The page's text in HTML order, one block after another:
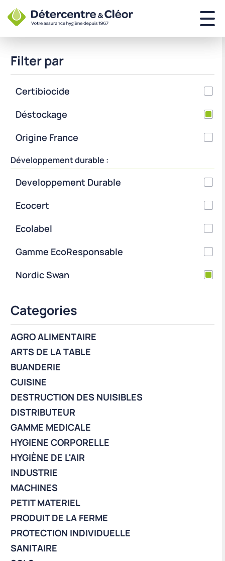
Filter par
Certibiocide
Déstockage
Origine France
Développement durable :
Developpement Durable
Ecocert
Ecolabel
Gamme EcoResponsable
Nordic Swan
Categories
AGRO ALIMENTAIRE
ARTS DE LA TABLE
BUANDERIE
CUISINE
DESTRUCTION DES NUISIBLES
DISTRIBUTEUR
GAMME MEDICALE
HYGIENE CORPORELLE
HYGIÈNE DE L'AIR
INDUSTRIE
MACHINES
PETIT MATERIEL
PRODUIT DE LA FERME
PROTECTION INDIVIDUELLE
SANITAIRE